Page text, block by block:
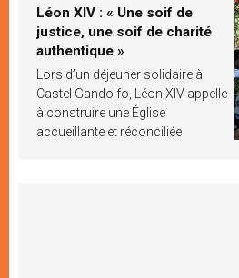
Léon XIV : « Une soif de
justice, une soif de charité
authentique »
Lors d’un déjeuner solidaire à
Castel Gandolfo, Léon XIV appelle
à construire une Église
accueillante et réconciliée